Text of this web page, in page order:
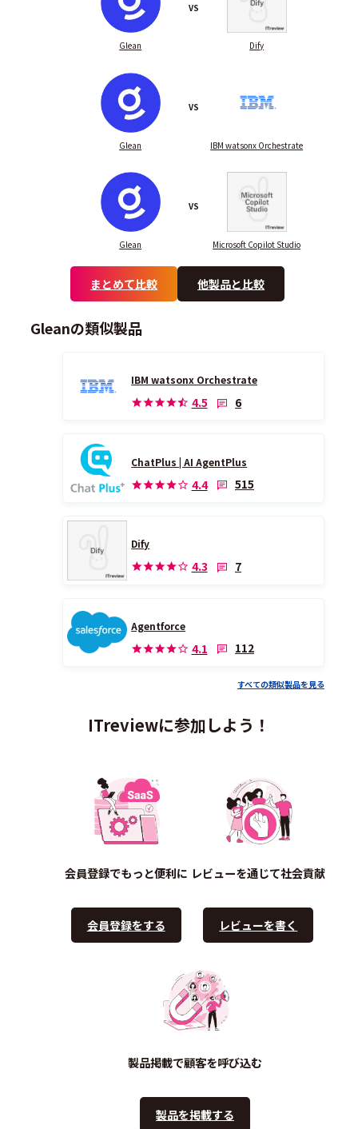
Glean
VS
Dify
Glean
VS
IBM watsonx Orchestrate
Glean
VS
Microsoft Copilot Studio
まとめて比較 他製品と比較
Gleanの類似製品
IBM watsonx Orchestrate
4.5 6
ChatPlus | AI AgentPlus
4.4 515
Dify
4.3 7
Agentforce
4.1 112
すべての類似製品を見る
ITreviewに参加しよう！
会員登録でもっと便利に
会員登録をする
レビューを通じて社会貢献
レビューを書く
製品掲載で顧客を呼び込む
製品を掲載する